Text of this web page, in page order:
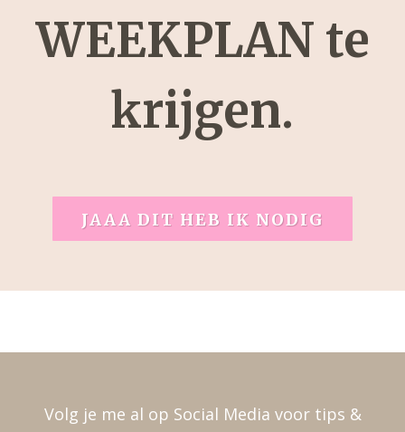
WEEKPLAN te
krijgen.
JAAA DIT HEB IK NODIG
Volg je me al op Social Media voor tips &